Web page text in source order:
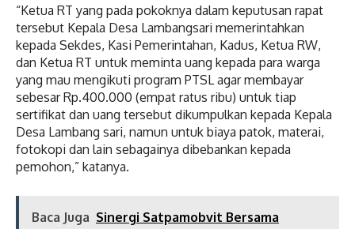
“Ketua RT yang pada pokoknya dalam keputusan rapat
tersebut Kepala Desa Lambangsari memerintahkan
kepada Sekdes, Kasi Pemerintahan, Kadus, Ketua RW,
dan Ketua RT untuk meminta uang kepada para warga
yang mau mengikuti program PTSL agar membayar
sebesar Rp.400.000 (empat ratus ribu) untuk tiap
sertifikat dan uang tersebut dikumpulkan kepada Kepala
Desa Lambang sari, namun untuk biaya patok, materai,
fotokopi dan lain sebagainya dibebankan kepada
pemohon,” katanya.
Baca Juga Sinergi Satpamobvit Bersama